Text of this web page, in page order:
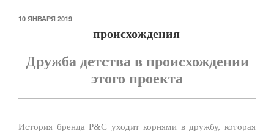
ОПУБЛИКОВАНО
10 ЯНВАРЯ 2019
происхождения
Дружба детства в происхождении
этого проекта
История бренда P&C уходит корнями в дружбу, которая